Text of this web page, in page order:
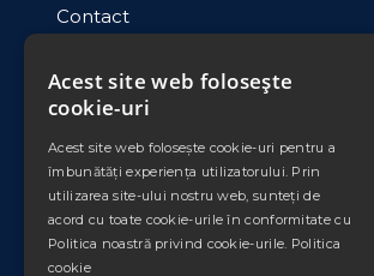
Contact
DATE COMERCIALE
PLEXIMET SRL
Cod unic de inregistrare: RO11008735
Nr. Ord. Reg. Com./an: J33/553/1998
Sucursala: Falticeni
Acest site web folosește
cookie-uri
Acest site web folosește cookie-uri pentru a
îmbunătăți experiența utilizatorului. Prin
utilizarea site-ului nostru web, sunteți de
acord cu toate cookie-urile în conformitate cu
Politica noastră privind cookie-urile. Politica
cookie